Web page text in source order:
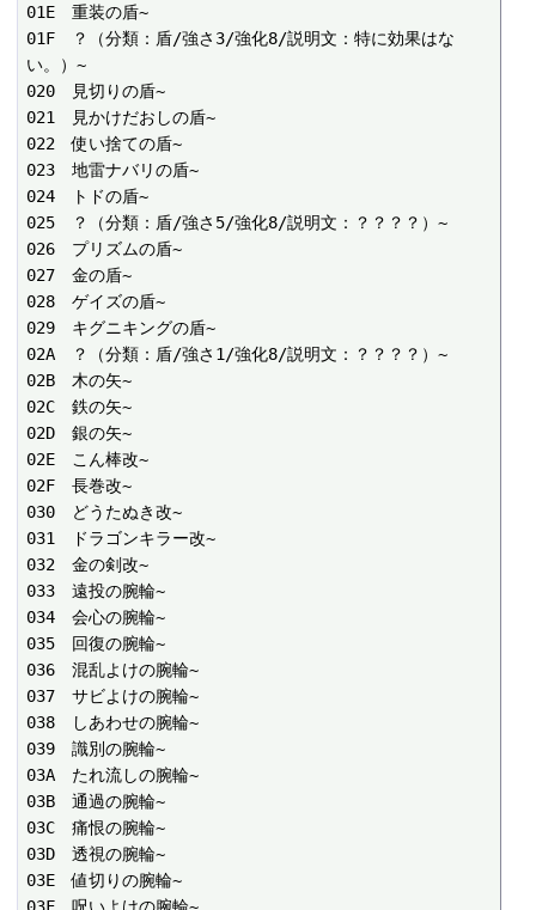
01E　重装の盾~
01F　？（分類：盾/強さ3/強化8/説明文：特に効果はな
い。）~
020　見切りの盾~
021　見かけだおしの盾~
022　使い捨ての盾~
023　地雷ナバリの盾~
024　トドの盾~
025　？（分類：盾/強さ5/強化8/説明文：？？？？）~
026　プリズムの盾~
027　金の盾~
028　ゲイズの盾~
029　キグニキングの盾~
02A　？（分類：盾/強さ1/強化8/説明文：？？？？）~
02B　木の矢~
02C　鉄の矢~
02D　銀の矢~
02E　こん棒改~
02F　長巻改~
030　どうたぬき改~
031　ドラゴンキラー改~
032　金の剣改~
033　遠投の腕輪~
034　会心の腕輪~
035　回復の腕輪~
036　混乱よけの腕輪~
037　サビよけの腕輪~
038　しあわせの腕輪~
039　識別の腕輪~
03A　たれ流しの腕輪~
03B　通過の腕輪~
03C　痛恨の腕輪~
03D　透視の腕輪~
03E　値切りの腕輪~
03F　呪いよけの腕輪~